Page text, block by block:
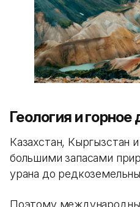
Геология и горное
Казахстан, Кыргызстан
большими запасами
урана до
Поэтому